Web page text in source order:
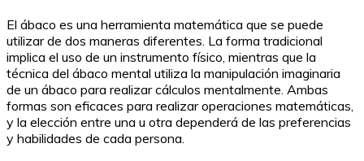
El ábaco es una herramienta matemática que se puede
utilizar de dos maneras diferentes. La forma tradicional
implica el uso de un instrumento físico, mientras que la
técnica del ábaco mental utiliza la manipulación imaginaria
de un ábaco para realizar cálculos mentalmente. Ambas
formas son eficaces para realizar operaciones matemáticas,
y la elección entre una u otra dependerá de las preferencias
y habilidades de cada persona.